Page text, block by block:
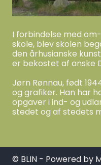
I forbindelse med
skole, blev skolen
den århusianske
er bekostet af anske
Jørn Rønnau, født
og grafiker. Han har
opgaver i ind- og
stedet og af stedets
© BLIN - Powered by